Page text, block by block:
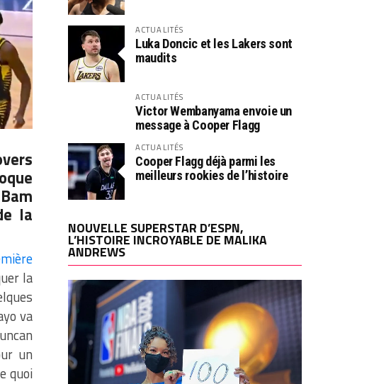
la
la
va
un
quoi
ACTUALITÉS
Luka Doncic et les Lakers sont
maudits
ACTUALITÉS
Victor Wembanyama envoie un
message à Cooper Flagg
ACTUALITÉS
Cooper Flagg déjà parmi les
meilleurs rookies de l’histoire
NOUVELLE SUPERSTAR D’ESPN,
L’HISTOIRE INCROYABLE DE MALIKA
ANDREWS